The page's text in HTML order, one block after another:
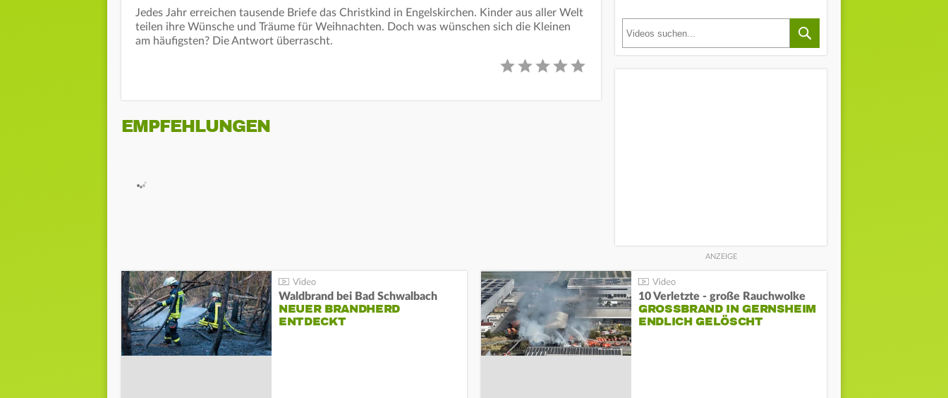
Jedes Jahr erreichen tausende Briefe das Christkind in Engelskirchen. Kinder aus aller Welt
teilen ihre Wünsche und Träume für Weihnachten. Doch was wünschen sich die Kleinen
am häufigsten? Die Antwort überrascht.
EMPFEHLUNGEN
Waldbrand bei Bad Schwalbach
NEUER BRANDHERD
ENTDECKT
10 Verletzte - große Rauchwolke
GROSSBRAND IN GERNSHEIM E
NDLICH GELÖSCHT